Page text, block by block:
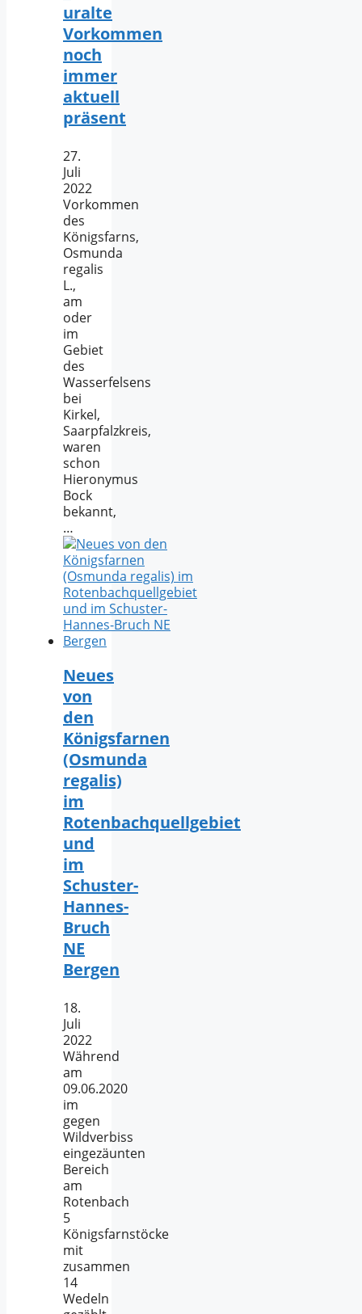
uralte
Vorkommen
noch
immer
aktuell
präsent
27.
Juli
2022
Vorkommen
des
Königsfarns,
Osmunda
regalis
L.,
am
oder
im
Gebiet
des
Wasserfelsens
bei
Kirkel,
Saarpfalzkreis,
waren
schon
Hieronymus
Bock
bekannt,
…
Neues
von
den
Königsfarnen
(Osmunda
regalis)
im
Rotenbachquellgebiet
und
im
Schuster-
Hannes-
Bruch
NE
Bergen
18.
Juli
2022
Während
am
09.06.2020
im
gegen
Wildverbiss
eingezäunten
Bereich
am
Rotenbach
5
Königsfarnstöcke
mit
zusammen
14
Wedeln